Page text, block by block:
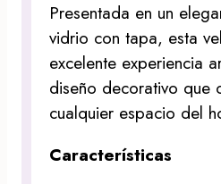
Presentada en un
vidrio con tapa, esta
excelente experiencia
diseño decorativo que
cualquier espacio del
Características